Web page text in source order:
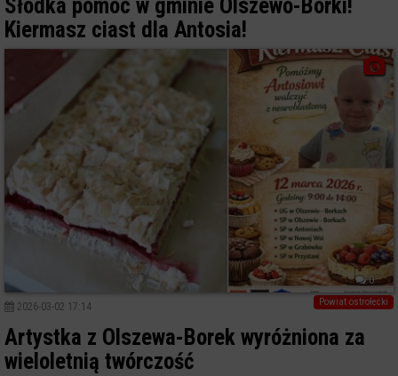
Słodka pomoc w gminie Olszewo-Borki!
Kiermasz ciast dla Antosia!
0
Powiat ostrołecki
2026-03-02 17:14
Artystka z Olszewa-Borek wyróżniona za
wieloletnią twórczość